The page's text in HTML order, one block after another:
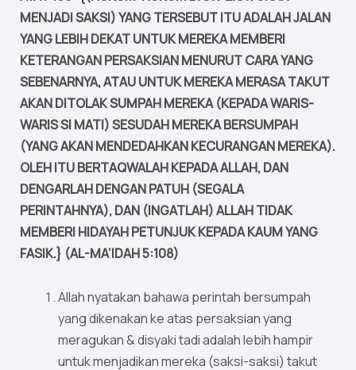
MENJADI SAKSI) YANG TERSEBUT ITU ADALAH JALAN
YANG LEBIH DEKAT UNTUK MEREKA MEMBERI
KETERANGAN PERSAKSIAN MENURUT CARA YANG
SEBENARNYA, ATAU UNTUK MEREKA MERASA TAKUT
AKAN DITOLAK SUMPAH MEREKA (KEPADA WARIS-
WARIS SI MATI) SESUDAH MEREKA BERSUMPAH
(YANG AKAN MENDEDAHKAN KECURANGAN MEREKA).
OLEH ITU BERTAQWALAH KEPADA ALLAH, DAN
DENGARLAH DENGAN PATUH (SEGALA
PERINTAHNYA), DAN (INGATLAH) ALLAH TIDAK
MEMBERI HIDAYAH PETUNJUK KEPADA KAUM YANG
FASIK.} (AL-MA’IDAH 5:108)
Allah nyatakan bahawa perintah bersumpah
yang dikenakan ke atas persaksian yang
meragukan & disyaki tadi adalah lebih hampir
untuk menjadikan mereka (saksi-saksi) takut